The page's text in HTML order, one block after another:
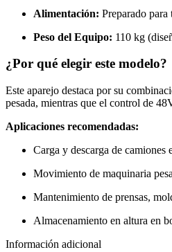
Alimentación: Preparado
Peso del Equipo: 110 kg
¿Por qué elegir este modelo?
Este aparejo destaca por su
pesada, mientras que el control de
Aplicaciones recomendadas:
Carga y descarga de camiones
Movimiento de maquinaria
Mantenimiento de prensas,
Almacenamiento en altura en
Información adicional